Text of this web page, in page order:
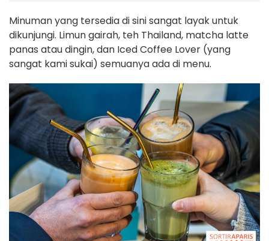
Minuman yang tersedia di sini sangat layak untuk
dikunjungi. Limun gairah, teh Thailand, matcha latte
panas atau dingin, dan Iced Coffee Lover (yang
sangat kami sukai) semuanya ada di menu.